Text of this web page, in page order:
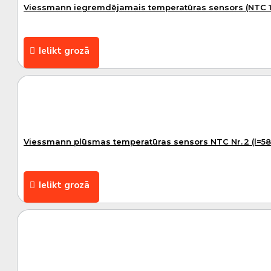
Viessmann iegremdējamais temperatūras sensors (NTC
Ielikt grozā
Viessmann plūsmas temperatūras sensors NTC Nr. 2
Ielikt grozā